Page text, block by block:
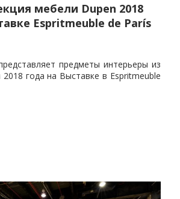
мебели Dupen 2018
Espritmeuble de París
предметы интерьеры из
года на Выставке в Espritmeuble